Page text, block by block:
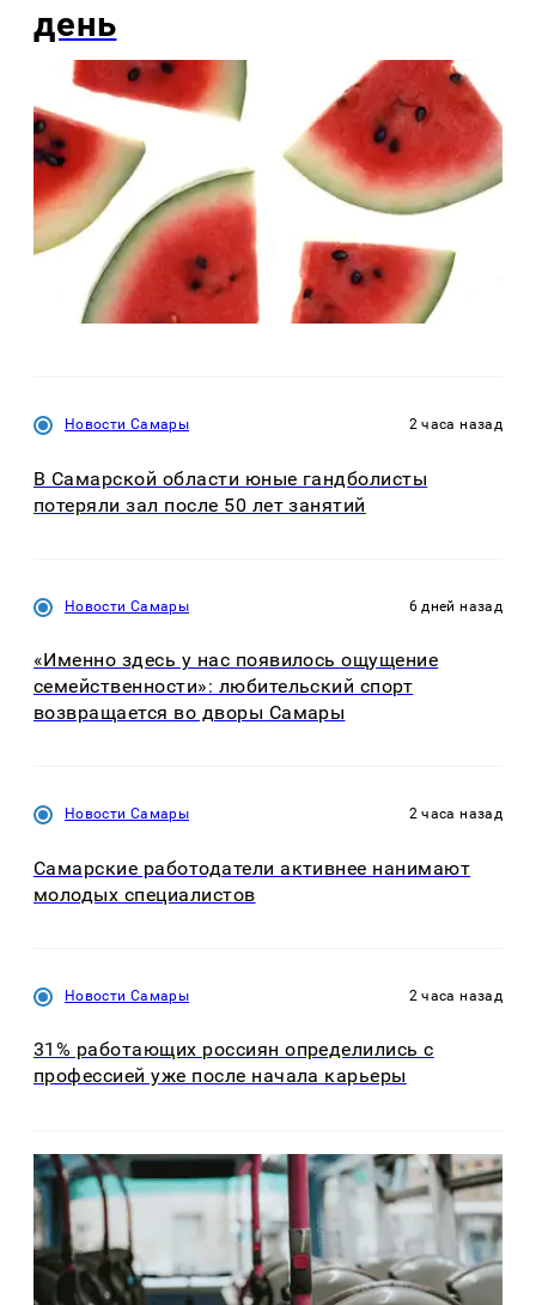
день
Новости Самары 2 часа назад
В Самарской области юные гандболисты
потеряли зал после 50 лет занятий
Новости Самары 6 дней назад
«Именно здесь у нас появилось ощущение
семейственности»: любительский спорт
возвращается во дворы Самары
Новости Самары 2 часа назад
Самарские работодатели активнее нанимают
молодых специалистов
Новости Самары 2 часа назад
31% работающих россиян определились с
профессией уже после начала карьеры